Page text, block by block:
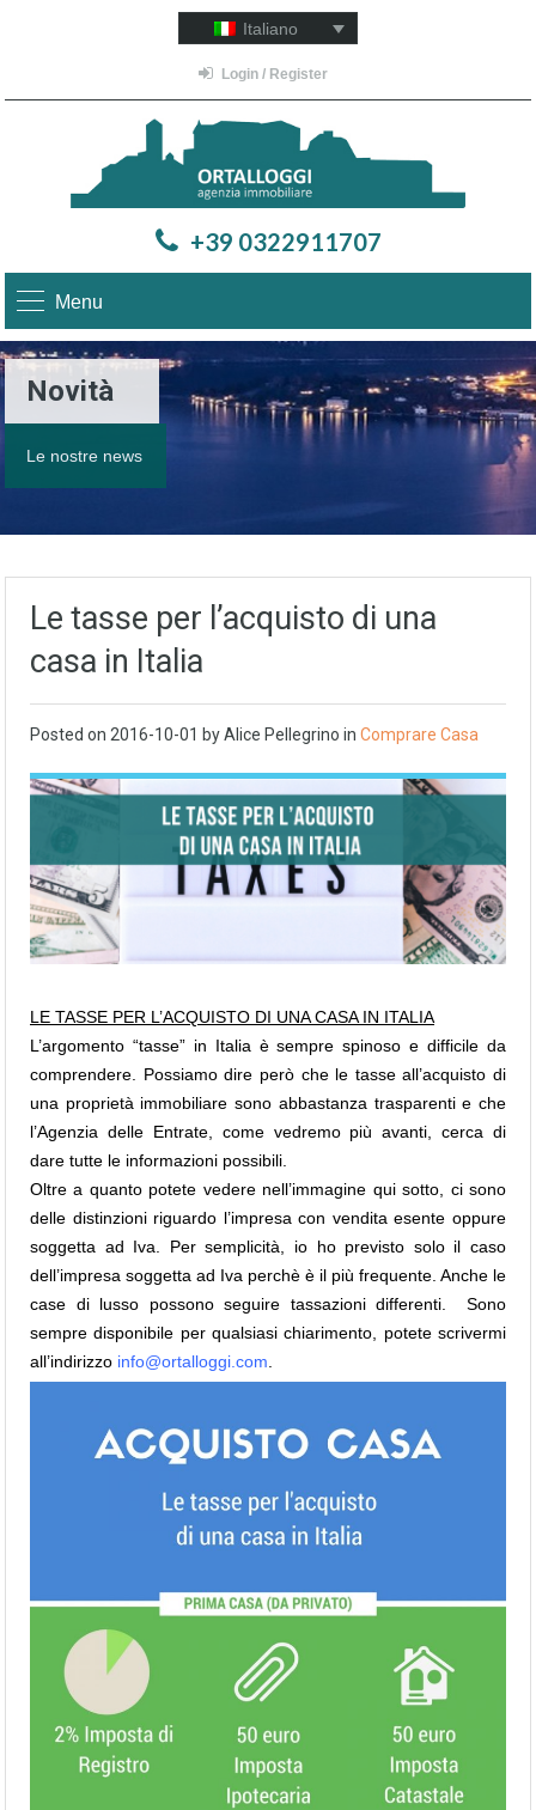
Italiano
Login / Register
+39 0322911707
Menu
Novità
Le nostre news
Le tasse per l’acquisto di una
casa in Italia
Posted on 2016-10-01 by Alice Pellegrino in Comprare Casa
LE TASSE PER L’ACQUISTO DI UNA CASA IN ITALIA
L’argomento “tasse” in Italia è sempre spinoso e difficile da
comprendere. Possiamo dire però che le tasse all’acquisto di
una proprietà immobiliare sono abbastanza trasparenti e che
l’Agenzia delle Entrate, come vedremo più avanti, cerca di
dare tutte le informazioni possibili.
Oltre a quanto potete vedere nell’immagine qui sotto, ci sono
delle distinzioni riguardo l’impresa con vendita esente oppure
soggetta ad Iva. Per semplicità, io ho previsto solo il caso
dell’impresa soggetta ad Iva perchè è il più frequente. Anche le
case di lusso possono seguire tassazioni differenti. Sono
sempre disponibile per qualsiasi chiarimento, potete scrivermi
all’indirizzo info@ortalloggi.com